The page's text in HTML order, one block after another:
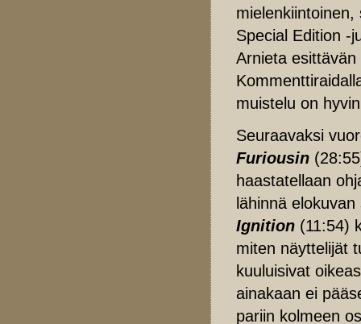
Special Edition -
Arnieta
muistelu on
Seuraavaksi
Furiousin
haastatellaan
lähinnä
Ignition (11:54)
miten näyttelijät
kuuluisivat
ainakaan ei
pariin kolmeen